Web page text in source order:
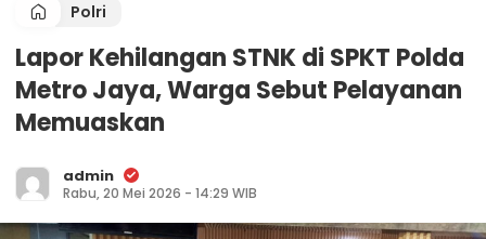
Polri
Lapor Kehilangan STNK di SPKT Polda
Metro Jaya, Warga Sebut Pelayanan
Memuaskan
admin
Rabu, 20 Mei 2026 - 14:29 WIB